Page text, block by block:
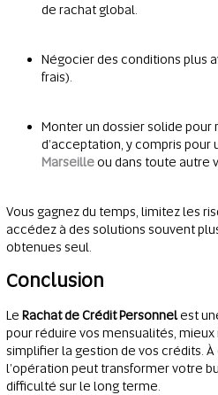
de rachat global.
Négocier des conditions plus
frais).
Monter un dossier solide pour
d’acceptation, y compris pour
Marseilleou dans toute autre
Vous gagnez du temps, limitez les
accédez à des solutions souvent
obtenues seul.
Conclusion
Le Rachat de Crédit Personnelest
pour réduire vos mensualités,
simplifier la gestion de vos crédits.
l’opération peut transformer votre
difficulté sur le long terme.